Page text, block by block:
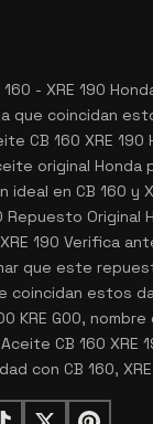
- XRE 190
que coincidan
CB 160 XRE 190
original Honda
ideal en CB 160 y
Repuesto Original
190 Verifica
que este
coincidan estos
KRE G00, nombre
CB 160 XRE
con CB 160,